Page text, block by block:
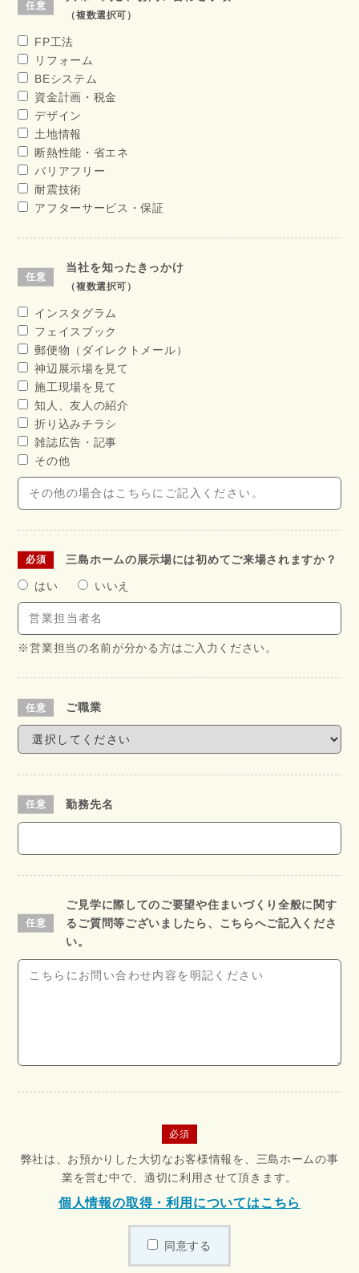
（複数選択可）
FP工法
リフォーム
BEシステム
資金計画・税金
デザイン
土地情報
断熱性能・省エネ
バリアフリー
耐震技術
アフターサービス・保証
当社を知ったきっかけ
（複数選択可）
インスタグラム
フェイスブック
郵便物（ダイレクトメール）
神辺展示場を見て
施工現場を見て
知人、友人の紹介
折り込みチラシ
雑誌広告・記事
その他
三島ホームの展示場には初めてご来場されますか？
はい いいえ
※営業担当の名前が分かる方はご入力ください。
ご職業
勤務先名
ご見学に際してのご要望や住まいづくり全般に関す
るご質問等ございましたら、こちらへご記入くださ
い。
必須
弊社は、お預かりした大切なお客様情報を、三島ホームの事
業を営む中で、適切に利用させて頂きます。
個人情報の取得・利用についてはこちら
同意する